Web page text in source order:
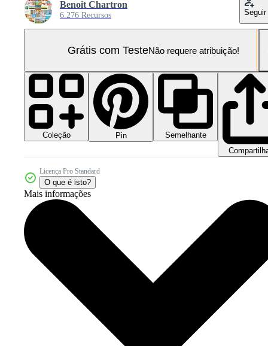
Benoit Chartron
6.276 Recursos Seguir
Grátis com TesteNão requere atribuição!
Coleção Pin
Semelhante
Licença Pro Standard
O que é isto?
Mais informações